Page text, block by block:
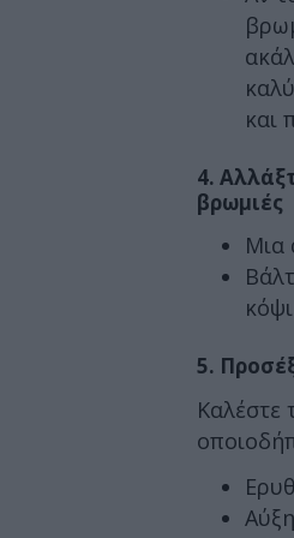
και
4.
βρωμιές
Μια
5.
Καλέστε